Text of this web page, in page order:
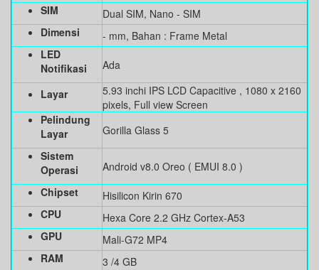
SIM
Dual SIM, Nano - SIM
Dimensi
- mm, Bahan : Frame Metal
LED
Notifikasi
Ada
Layar
5.93 inchi IPS LCD Capacitive , 1080 x 2160
pixels, Full view Screen
Pelindung
Layar
Gorilla Glass 5
Sistem
Operasi
Android v8.0 Oreo ( EMUI 8.0 )
Chipset
Hisilicon Kirin 670
CPU
Hexa Core 2.2 GHz Cortex-A53
GPU
Mali-G72 MP4
RAM
3 /4 GB